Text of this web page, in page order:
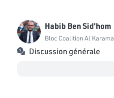
Habib Ben Sid’hom
Bloc Coalition Al Karama
Discussion générale